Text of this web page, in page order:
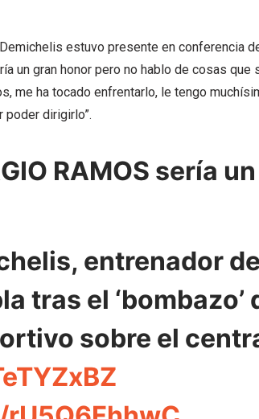
estuvo presente en conferencia
un gran honor pero no hablo de cosas
me ha tocado enfrentarlo, le tengo
poder dirigirlo”.
RAMOS sería
entrenador de
tras el ‘bombazo’
sobre el